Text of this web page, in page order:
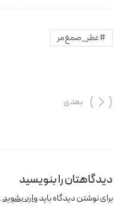
#عطر_صمغ‌مر
بعدی
دیدگاهتان را بنویسید
برای نوشتن دیدگاه بایدوارد بشوید.